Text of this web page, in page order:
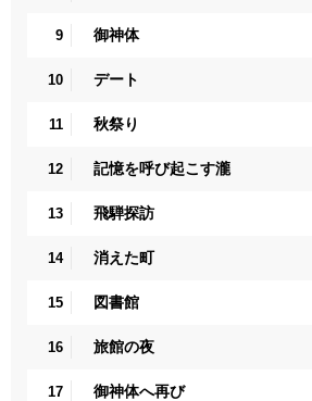
9 御神体
10 デート
11 秋祭り
12 記憶を呼び起こす瀧
13 飛騨探訪
14 消えた町
15 図書館
16 旅館の夜
17 御神体へ再び